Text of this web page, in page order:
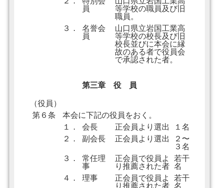
員
等学校の職員及び旧
職員。
３．
名誉会
員
山口県立岩国工業高
等学校の校長及び旧
校長並びに本会に縁
故のある者で役員会
で承認された者。
第三章 役 員
（役員）
第６条
本会に下記の役員をおく。
１．
会長 正会員より選出
１名
２．
副会長 正会員より選出
２〜
３名
３．
常任理
事
正会員で役員よ
り推薦された者
若干
名
４．
理事
正会員で役員よ
り推薦された者
若干
名